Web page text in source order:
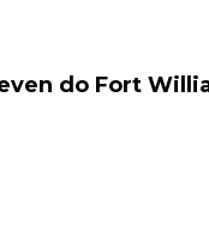
do Fort